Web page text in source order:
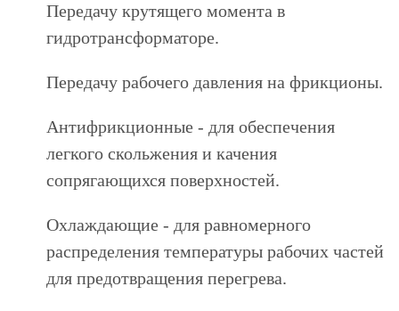
Передачу крутящего момента в
гидротрансформаторе.
Передачу рабочего давления на фрикционы.
Антифрикционные - для обеспечения
легкого скольжения и качения
сопрягающихся поверхностей.
Охлаждающие - для равномерного
распределения температуры рабочих частей
для предотвращения перегрева.